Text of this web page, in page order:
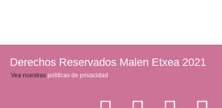
Derechos Reservados Malen Etxea 2021
Vea nuestras politicas de privacidad